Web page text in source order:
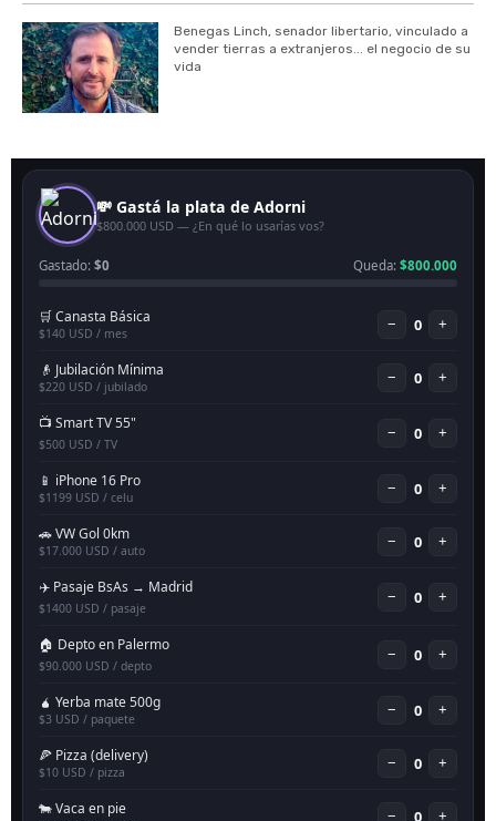
Benegas Linch, senador libertario, vinculado a
vender tierras a extranjeros... el negocio de su
vida